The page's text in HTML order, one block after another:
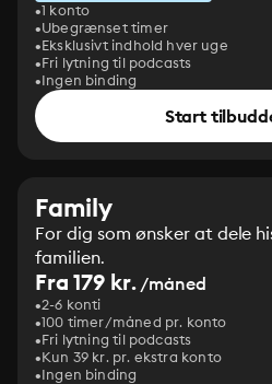
1 konto
Ubegrænset timer
Eksklusivt indhold hver uge
Fri lytning til podcasts
Ingen binding
Start
Family
For dig som ønsker at dele
familien.
Fra 179 kr./måned
2-6 konti
100 timer/måned pr. konto
Fri lytning til podcasts
Kun 39 kr. pr. ekstra konto
Ingen binding